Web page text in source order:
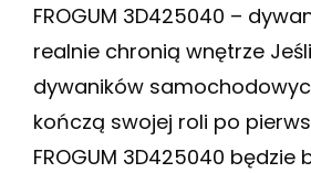
FROGUM 3D425040 –
realnie chronią wnętrze
dywaników
kończą swojej roli po
FROGUM 3D425040